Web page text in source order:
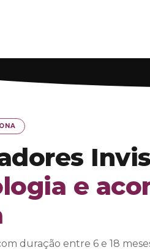
e
duração entre 6 e 18